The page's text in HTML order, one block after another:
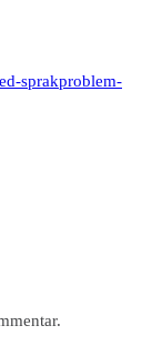
sprakproblem-